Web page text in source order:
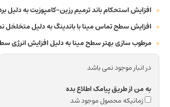
افزایش استحکام باند ترمیم رزین-کامپوزیت به دلیل
افزایش سطح تماس مینا با باندینگ به دلیل متخلخل
مرطوب سازی بهتر سطح مینا به دلیل افزایش انرژی
در انبار موجود نمی باشد
به من از طریق پیامک اطلاع بده
زمانیکه محصول موجود شد